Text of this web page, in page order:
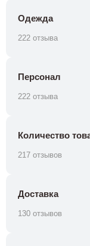
Одежда
222 отзыва
Персонал
222 отзыва
Количество
217 отзывов
Доставка
130 отзывов